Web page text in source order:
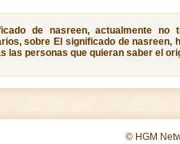
de nasreen, actualmente no
sobre El significado de
las personas que quieran saber el
© HGM